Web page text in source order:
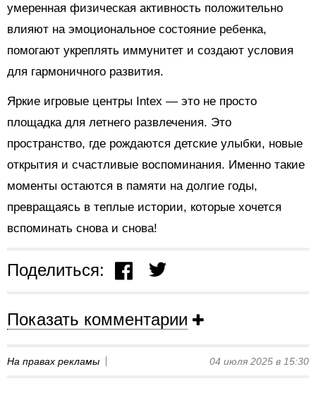
умеренная физическая активность положительно
влияют на эмоциональное состояние ребенка,
помогают укреплять иммунитет и создают условия
для гармоничного развития.
Яркие игровые центры Intex — это не просто
площадка для летнего развлечения. Это
пространство, где рождаются детские улыбки, новые
открытия и счастливые воспоминания. Именно такие
моменты остаются в памяти на долгие годы,
превращаясь в теплые истории, которые хочется
вспоминать снова и снова!
Поделиться:
Показать комментарии
На правах рекламы 04 июля 2025 в 15:30